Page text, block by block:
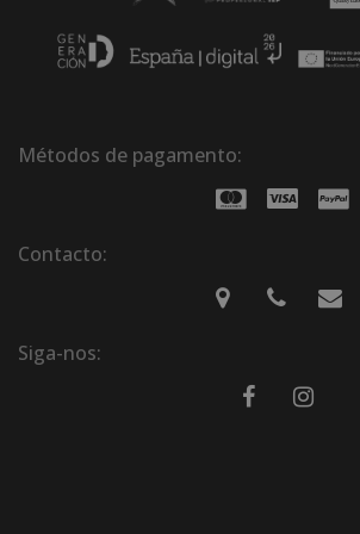
Métodos de pagamento:
Contacto:
Siga-nos: